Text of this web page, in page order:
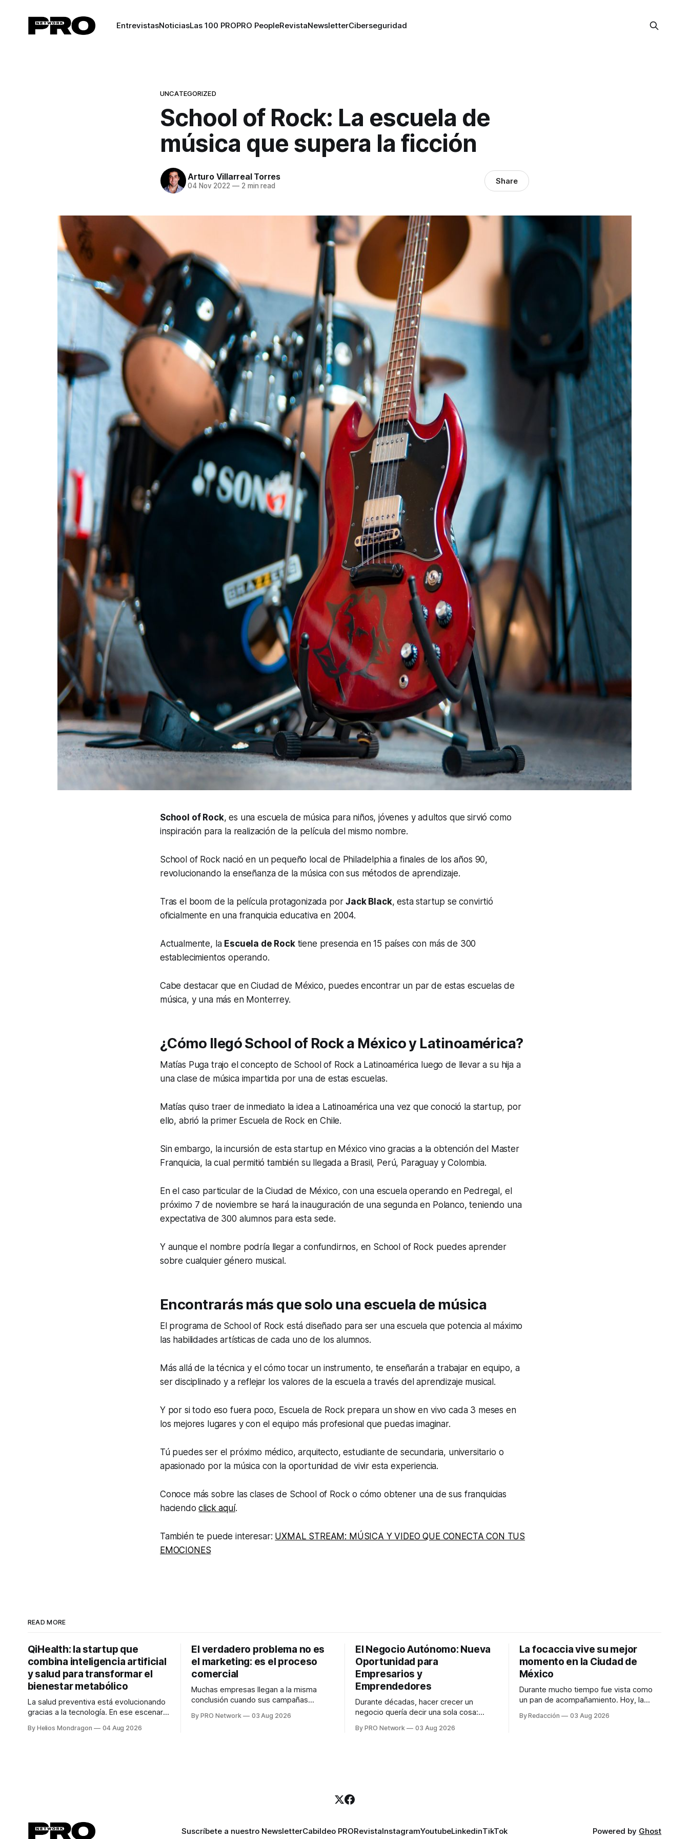
EntrevistasNoticiasLas 100 PROPRO PeopleRevistaNewsletterCiberseguridad
UNCATEGORIZED
School of Rock: La escuela de
música que supera la ficción
Arturo Villarreal Torres
04 Nov 2022 —2 min read Share
School of Rock, es una escuela de música para niños, jóvenes y adultos que sirvió como
inspiración para la realización de la película del mismo nombre.
School of Rock nació en un pequeño local de Philadelphia a finales de los años 90,
revolucionando la enseñanza de la música con sus métodos de aprendizaje.
Tras el boom de la película protagonizada porJack Black, estastartup se convirtió
oficialmente en una franquicia educativa en 2004.
Actualmente, la Escuela de Rocktiene presencia en 15 países con más de 300
establecimientos operando.
Cabe destacar que en Ciudad de México, puedes encontrar un par de estas escuelas de
música, y una más en Monterrey.
¿Cómo llegó School of Rock a México y Latinoamérica?
Matías Puga trajo el concepto de School of Rock a Latinoamérica luego de llevar a su hija a
una clase de música impartida por una de estas escuelas.
Matías quiso traer de inmediato la idea a Latinoamérica una vez que conoció la startup, por
ello, abrió la primer Escuela de Rock en Chile.
Sin embargo, la incursión de estastartup en México vino gracias a la obtención del Master
Franquicia, la cual permitió también su llegada a Brasil, Perú, Paraguay y Colombia.
En el caso particular de la Ciudad de México, con una escuela operando en Pedregal, el
próximo 7 de noviembre se hará la inauguración de una segunda en Polanco, teniendo una
expectativa de 300 alumnos para esta sede.
Y aunque el nombre podría llegar a confundirnos, en School of Rock puedes aprender
sobre cualquier género musical.
Encontrarás más que solo una escuela de música
El programa de School of Rock está diseñado para ser una escuela que potencia al máximo
las habilidades artísticas de cada uno de los alumnos.
Más allá de la técnica y el cómo tocar un instrumento, te enseñarán a trabajar en equipo, a
ser disciplinado y a reflejar los valores de la escuela a través del aprendizaje musical.
Y por si todo eso fuera poco, Escuela de Rock prepara un show en vivo cada 3 meses en
los mejores lugares y con el equipo más profesional que puedas imaginar.
Tú puedes ser el próximo médico, arquitecto, estudiante de secundaria, universitario o
apasionado por la música con la oportunidad de vivir esta experiencia.
Conoce más sobre las clases de School of Rock o cómo obtener una de sus franquicias
haciendoclick aquí.
También te puede interesar: UXMAL STREAM: MÚSICA Y VIDEO QUE CONECTA CON TUS
EMOCIONES
READ MORE
QiHealth: la startup que
combina inteligencia artificial
y salud para transformar el
bienestar metabólico
La salud preventiva está evolucionando
gracias a la tecnología. En ese escenario
desarrolla un ecosistema digital capaz
By Helios Mondragon 04 Aug 2026
El verdadero problema no es
el marketing: es el proceso
comercial
Muchas empresas llegan a la misma
conclusión cuando sus campañas
marketing no funciona". Sin embargo,
By PRO Network 03 Aug 2026
El Negocio Autónomo: Nueva
Oportunidad para
Empresarios y
Emprendedores
Durante décadas, hacer crecer un
negocio quería decir una sola cosa:
anuncios, un especialista en marketing
By PRO Network 03 Aug 2026
La focaccia vive su mejor
momento en la Ciudad de
México
Durante mucho tiempo fue vista como
un pan de acompañamiento. Hoy, la
platillos favoritos de quienes buscan
By Redacción 03 Aug 2026
Suscríbete a nuestro NewsletterCabildeo PRORevistaInstagramYoutubeLinkedinTikTok Powered by Ghost